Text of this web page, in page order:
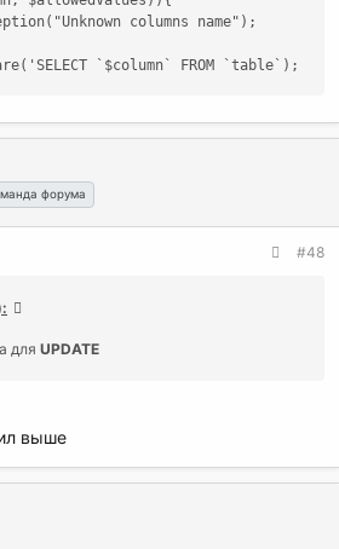
columns name");
`$column` FROM `table`);
форума
#48
для UPDATE
выше